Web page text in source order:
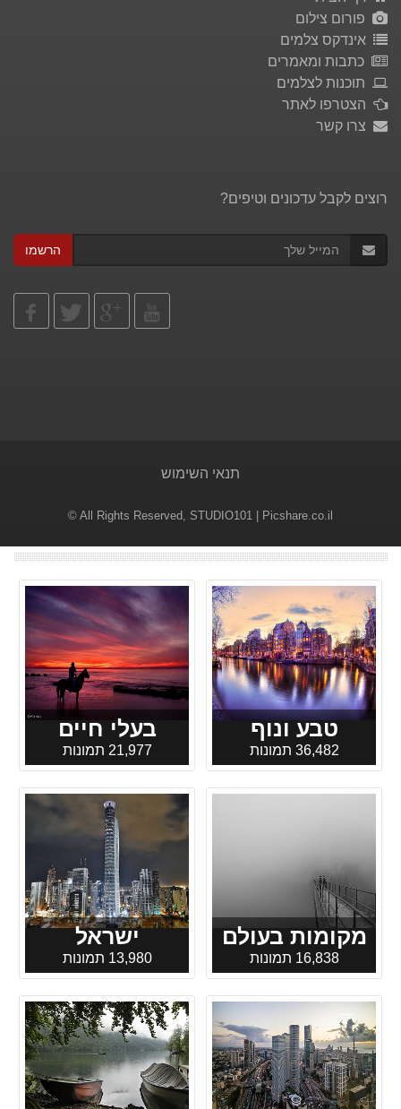
פורום צילום
אינדקס צלמים
כתבות ומאמרים
תוכנות לצלמים
הצטרפו לאתר
צרו קשר
רוצים לקבל עדכונים וטיפים?
הרשמו
תנאי השימוש
© All Rights Reserved, STUDIO101 | Picshare.co.il
טבע ונוף
36,482 תמונות
בעלי חיים
21,977 תמונות
מקומות בעולם
16,838 תמונות
ישראל
13,980 תמונות